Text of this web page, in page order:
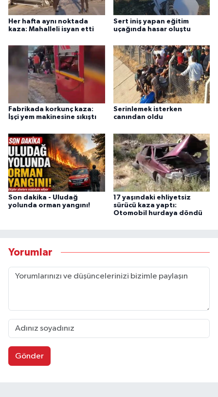
Her hafta aynı noktada
kaza: Mahalleli isyan etti
Sert iniş yapan eğitim
uçağında hasar oluştu
Fabrikada korkunç kaza:
İşçi yem makinesine sıkıştı
Serinlemek isterken
canından oldu
Son dakika - Uludağ
yolunda orman yangını!
17 yaşındaki ehliyetsiz
sürücü kaza yaptı:
Otomobil hurdaya döndü
Yorumlar
Gönder